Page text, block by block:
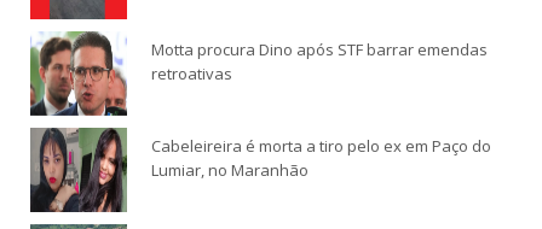
Motta procura Dino após STF barrar emendas
retroativas
Cabeleireira é morta a tiro pelo ex em Paço do
Lumiar, no Maranhão